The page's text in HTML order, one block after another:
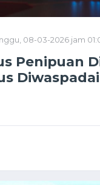
08-03-2026 jam
Penipuan